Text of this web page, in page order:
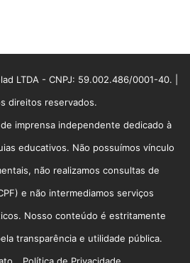
LTDA - CNPJ: 59.002.486/0001-40. |
direitos reservados.
imprensa independente dedicado à
educativos. Não possuímos vínculo
não realizamos consultas de
e não intermediamos serviços
Nosso conteúdo é estritamente
transparência e utilidade pública.